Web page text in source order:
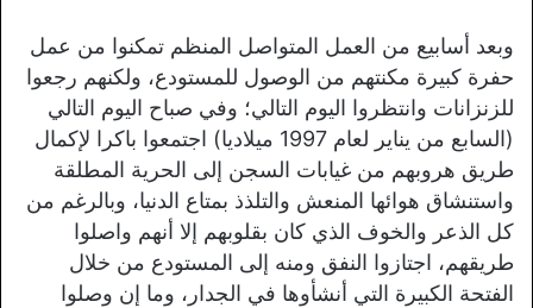
وبعد أسابيع من العمل المتواصل المنظم تمكنوا من عمل
حفرة كبيرة مكنتهم من الوصول للمستودع، ولكنهم رجعوا
للزنزانات وانتظروا اليوم التالي؛ وفي صباح اليوم التالي
(السابع من يناير لعام 1997 ميلاديا) اجتمعوا باكرا لإكمال
طريق هروبهم من غيابات السجن إلى الحرية المطلقة
واستنشاق هوائها المنعش والتلذذ بمتاع الدنيا، وبالرغم من
كل الذعر والخوف الذي كان بقلوبهم إلا أنهم واصلوا
طريقهم، اجتازوا النفق ومنه إلى المستودع من خلال
الفتحة الكبيرة التي أنشأوها في الجدار، وما إن وصلوا